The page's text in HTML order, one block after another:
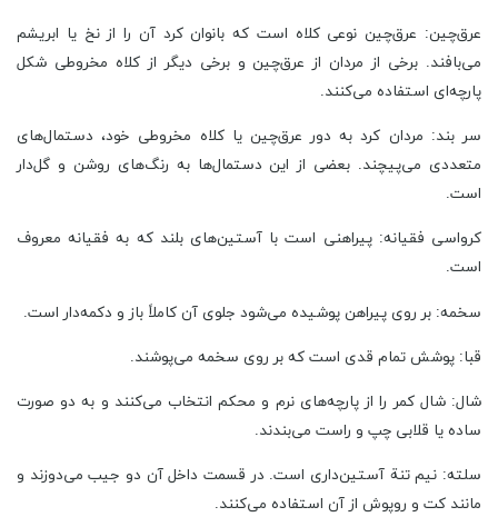
عرق‌چین: عرق‌چین نوعی کلاه است که بانوان کرد آن را از نخ یا ابریشم
می‌بافند. برخی از مردان از عرق‌چین و برخی دیگر از کلاه مخروطی شکل
پارچه‌ای استفاده می‌کنند.
سر بند: مردان کرد به دور عرق‌چین یا کلاه مخروطی خود، دستمال‌های
متعددی می‌پیچند.‌ بعضی از این دستمال‌ها به رنگ‌های روشن و گل‌دار
است.
کرواسی فقیانه: پیراهنی است با آستین‌های بلند که به فقیانه معروف
است.
سخمه: بر روی پیراهن پوشیده می‌شود جلوی آن کاملاً باز و دکمه‌دار است.
قبا: پوشش تمام قدی است که بر روی سخمه می‌پوشند.
شال: شال کمر را از پارچه‌های نرم و محکم انتخاب می‌کنند و به دو صورت
ساده یا قلابی چپ و راست می‌بندند.
سلته: نیم تنة آستین‌داری است. در قسمت داخل آن دو جیب می‌دوزند و
مانند کت و روپوش از آن استفاده می‌کنند.